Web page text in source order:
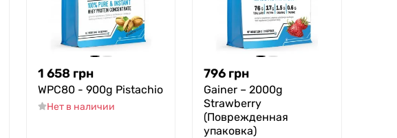
1 658 грн
WPC80 - 900g Pistachio
Нет в наличии
796 грн
Gainer – 2000g
Strawberry
(Поврежденная
упаковка)